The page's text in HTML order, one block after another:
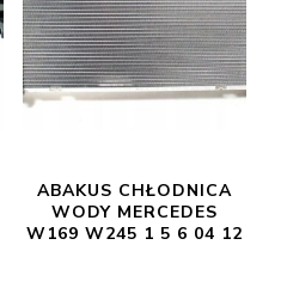
ABAKUS CHŁODNICA
WODY MERCEDES
W169 W245 1 5 6 04 12